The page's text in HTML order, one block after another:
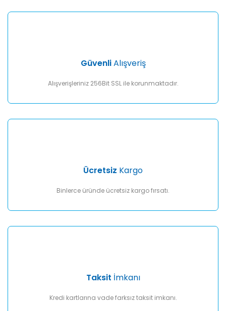
Yorum Yaz
Ürün fiyatı diğer sitelerden daha pahalı.
GüvenliAlışveriş
Alışverişleriniz 256Bit SSL ile korunmaktadır.
Ücretsiz Kargo
Binlerce üründe ücretsiz kargo fırsatı.
Taksit İmkanı
Kredi kartlarına vade farksız taksit imkanı.